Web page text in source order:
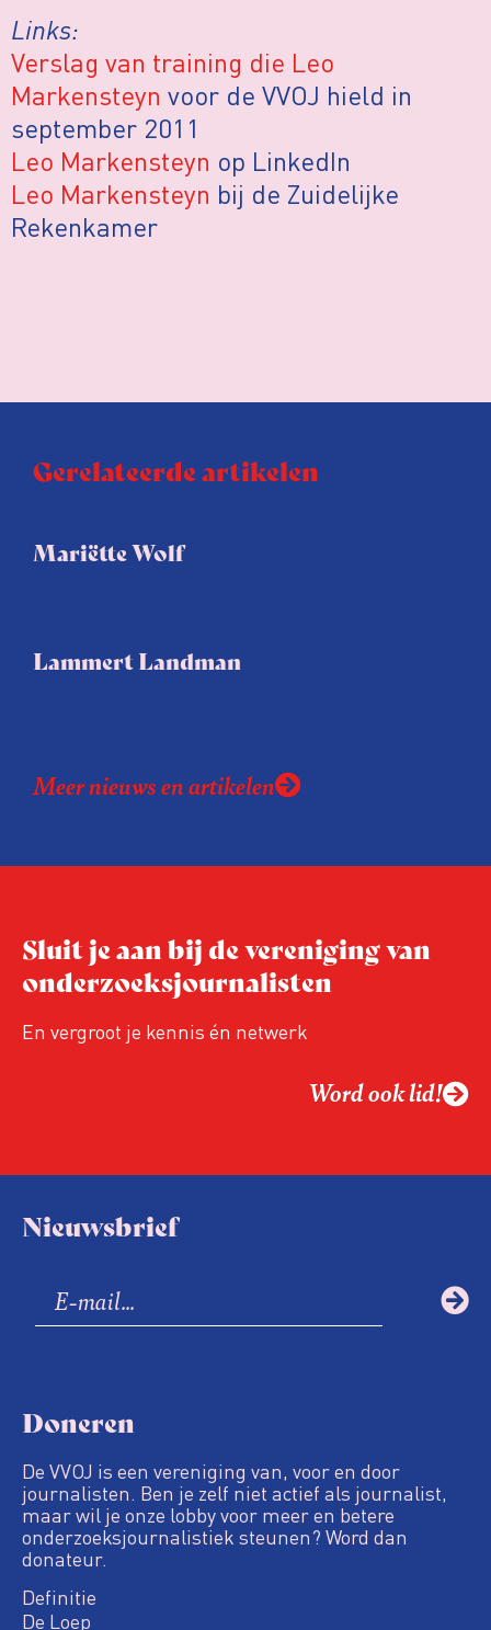
Links:
Verslag van training die Leo
Markensteyn voor de VVOJ hield in
september 2011
Leo Markensteyn op LinkedIn
Leo Markensteyn bij de Zuidelijke
Rekenkamer
Gerelateerde artikelen
Mariëtte Wolf
Lammert Landman
Meer nieuws en artikelen
Sluit je aan bij de vereniging van
onderzoeksjournalisten
En vergroot je kennis én netwerk
Word ook lid!
Nieuwsbrief
Doneren
De VVOJ is een vereniging van, voor en door
journalisten. Ben je zelf niet actief als journalist,
maar wil je onze lobby voor meer en betere
onderzoeksjournalistiek steunen? Word dan
donateur.
Definitie
De Loep